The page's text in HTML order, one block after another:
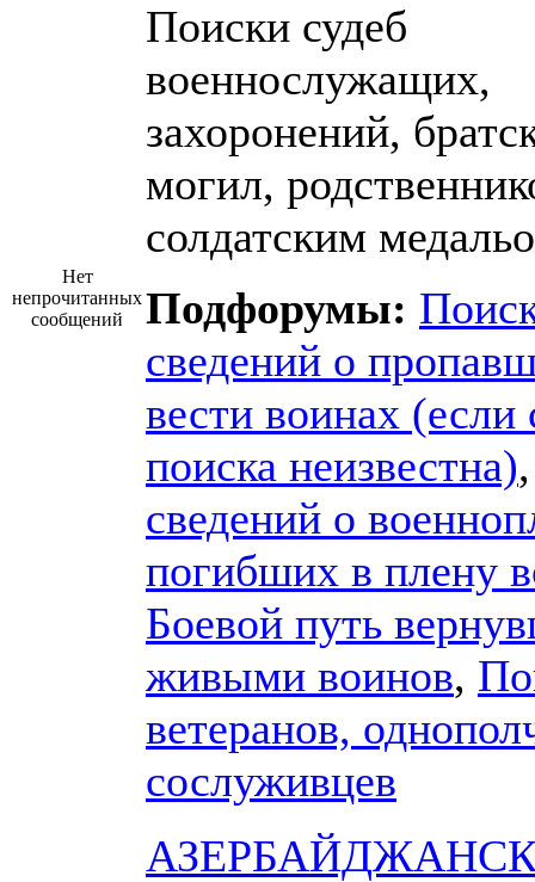
Нет
непрочитанных
сообщений
Поиски судеб
военнослужащих,
захоронений,
могил,
солдатским
Подфорумы:
сведений о
вести воинах (если
поиска неизвестна)
сведений о
погибших в плену
Боевой путь
живыми воинов,
ветеранов,
сослуживцев